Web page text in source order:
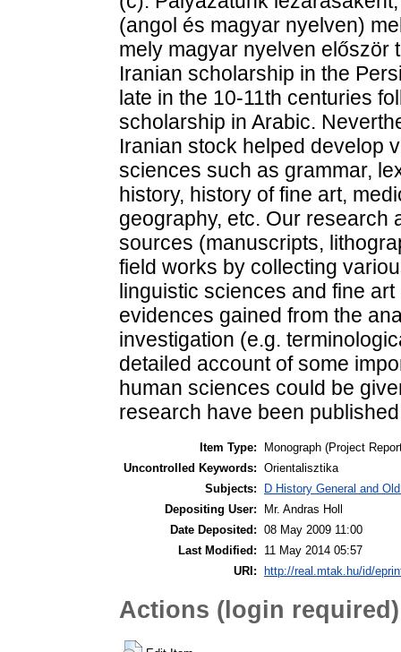
(angol és magyar nyelven)
mely magyar nyelven először
Iranian scholarship in the
late in the 10-11th centuries
scholarship in Arabic.
Iranian stock helped develop
sciences such as grammar,
history, history of fine art,
geography, etc. Our research
sources (manuscripts,
field works by collecting
linguistic sciences and fine
evidences gained from the
investigation (e.g.
detailed account of some
human sciences could be
research have been
Item Type:
Monograph (Project
Uncontrolled Keywords: Orientalisztika
Subjects:
D History General and
Depositing User:
Mr. Andras Holl
Date Deposited: 08 May 2009 11:00
Last Modified:
11 May 2014 05:57
URI: http://real.mtak.hu/id/
Actions (login required)